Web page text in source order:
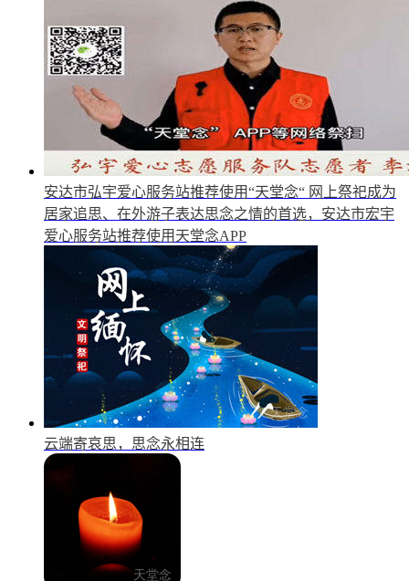
安达市弘宇爱心服务站推荐使用“天堂念“ 网上祭祀成为
居家追思、在外游子表达思念之情的首选，安达市宏宇
爱心服务站推荐使用天堂念APP
云端寄哀思，思念永相连